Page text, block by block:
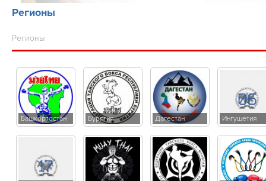
Регионы
Регионы
Башкортостан Бурятия Дагестан Ингушетия